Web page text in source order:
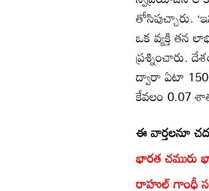
తోసిపుచ్చారు.
ఒక వ్యక్తి తన
ప్రశ్నించారు.
ద్వారా ఏటా
కేవలం 0.07
ఈ వార్తలనూ
భారత చమురు
రాహుల్ గాంధీ